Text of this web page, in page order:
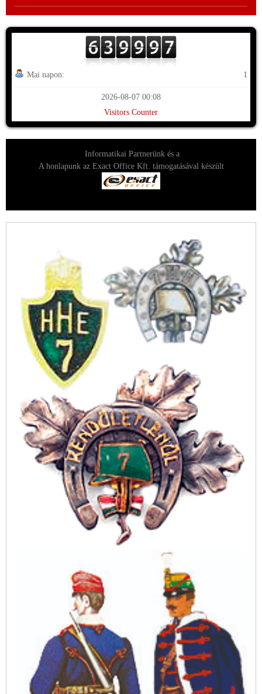
Mai napon: 1
2026-08-07 00:08
Visitors Counter
Informatikai Partnerünk és a
A honlapunk az Exact Office Kft. támogatásával készült